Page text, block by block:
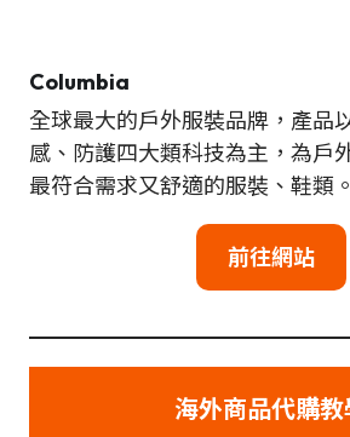
Columbia
全球最大的戶外服裝品牌，產品
感、防護四大類科技為主，為戶
最符合需求又舒適的服裝、鞋類。
前往網站
海外商品代購教